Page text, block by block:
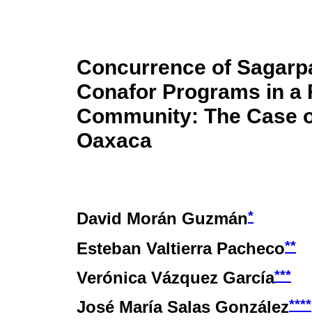
Concurrence of
Conafor Programs in a
Community: The Case
Oaxaca
David Morán Guzmán*
Esteban Valtierra Pacheco**
Verónica Vázquez García***
José María Salas González****